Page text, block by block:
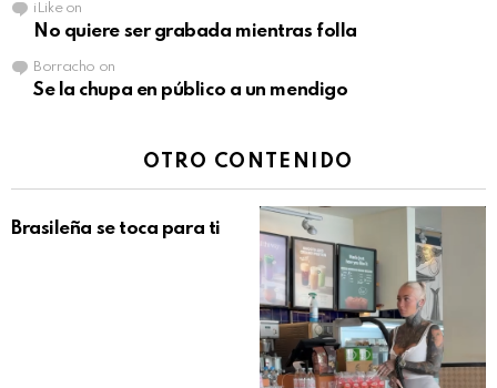
iLikeon
No quiere ser grabada mientras folla
Borracho on
Se la chupa en público a un mendigo
OTRO CONTENIDO
Brasileña se toca para ti